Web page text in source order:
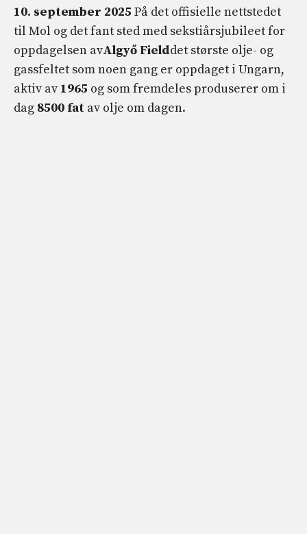
10. september 2025 På det offisielle nettstedet
til Mol og det fant sted med sekstiårsjubileet for
oppdagelsen avAlgyő Fielddet største olje- og
gassfeltet som noen gang er oppdaget i Ungarn,
aktiv av 1965 og som fremdeles produserer om i
dag 8500 fat av olje om dagen.